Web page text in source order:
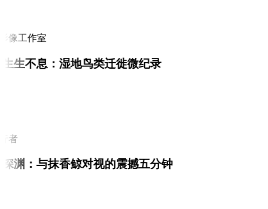
像工作室
生不息：湿地鸟类迁徙微纪录
者
渊：与抹香鲸对视的震撼五分钟